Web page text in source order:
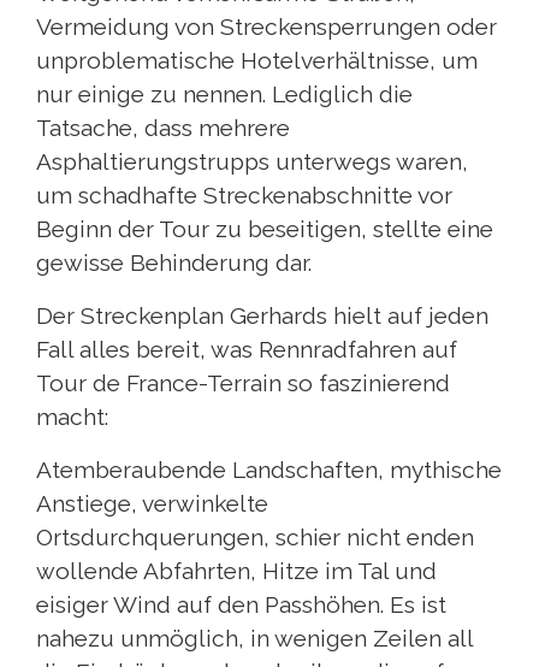
Vermeidung von Streckensperrungen oder
unproblematische Hotelverhältnisse, um
nur einige zu nennen. Lediglich die
Tatsache, dass mehrere
Asphaltierungstrupps unterwegs waren,
um schadhafte Streckenabschnitte vor
Beginn der Tour zu beseitigen, stellte eine
gewisse Behinderung dar.
Der Streckenplan Gerhards hielt auf jeden
Fall alles bereit, was Rennradfahren auf
Tour de France-Terrain so faszinierend
macht:
Atemberaubende Landschaften, mythische
Anstiege, verwinkelte
Ortsdurchquerungen, schier nicht enden
wollende Abfahrten, Hitze im Tal und
eisiger Wind auf den Passhöhen. Es ist
nahezu unmöglich, in wenigen Zeilen all